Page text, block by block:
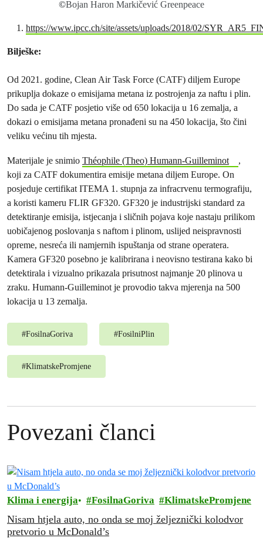
©Bojan Haron Markičević Greenpeace
https://www.ipcc.ch/site/assets/uploads/2018/02/
Bilješke:
Od 2021. godine, Clean Air Task Force (CATF) diljem Europe
prikuplja dokaze o emisijama metana iz postrojenja za naftu i plin.
Do sada je CATF posjetio više od 650 lokacija u 16 zemalja, a
dokazi o emisijama metana pronađeni su na 450 lokacija, što čini
veliku većinu tih mjesta.
Materijale je snimio Théophile (Theo) Humann-Guilleminot
,
koji za CATF dokumentira emisije metana diljem Europe. On
posjeduje certifikat ITEMA 1. stupnja za infracrvenu termografiju,
a koristi kameru FLIR GF320. GF320 je industrijski standard za
detektiranje emisija, istjecanja i sličnih pojava koje nastaju prilikom
uobičajenog poslovanja s naftom i plinom, uslijed neispravnosti
opreme, nesreća ili namjernih ispuštanja od strane operatera.
Kamera GF320 posebno je kalibrirana i neovisno testirana kako bi
detektirala i vizualno prikazala prisutnost najmanje 20 plinova u
zraku. Humann-Guilleminot je provodio takva mjerenja na 500
lokacija u 13 zemalja.
#FosilnaGoriva #FosilniPlin
#KlimatskePromjene
Povezani članci
Klima i energija FosilnaGoriva KlimatskePromjene
Nisam htjela auto, no onda se moj željeznički kolodvor
pretvorio u McDonald’s